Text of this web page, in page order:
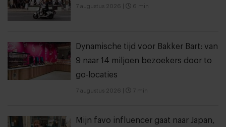
7 augustus 2026 6 min
Dynamische tijd voor Bakker Bart: van
9 naar 14 miljoen bezoekers door to
go-locaties
7 augustus 2026 7 min
Mijn favo influencer gaat naar Japan,